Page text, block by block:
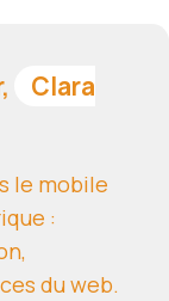
Clara
le mobile
:
du web.